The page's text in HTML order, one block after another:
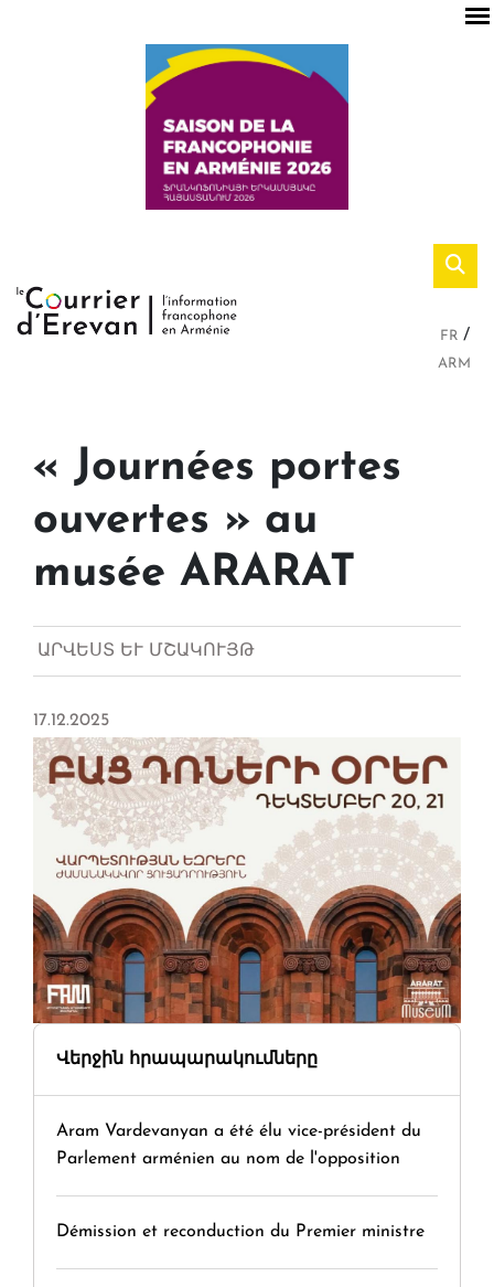
FR
ARM
« Journées portes
ouvertes » au
musée ARARAT
ԱՐՎԵՍՏ ԵՒ ՄՇԱԿՈՒՅԹ
17.12.2025
Վերջին հրապարակումները
Aram Vardevanyan a été élu vice-président du
Parlement arménien au nom de l'opposition
Démission et reconduction du Premier ministre